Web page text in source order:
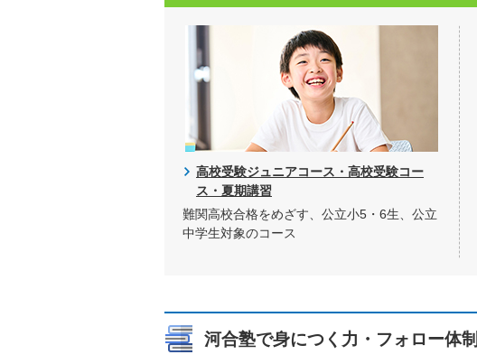
高校受験ジュニアコース・高校受験コー
ス・夏期講習
難関高校合格をめざす、公立小5・6生、公立
中学生対象のコース
河合塾で身につく力・フォロー体制